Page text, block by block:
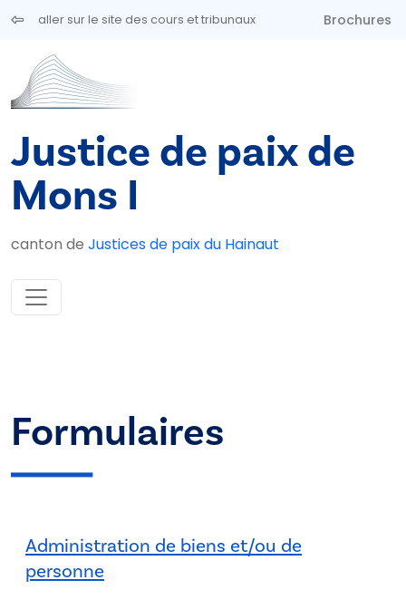
Aller au contenu principal
aller sur le site des cours et tribunaux Brochures
Justice de paix de
Mons I
canton de Justices de paix du Hainaut
Formulaires
Administration de biens et/ou de
personne